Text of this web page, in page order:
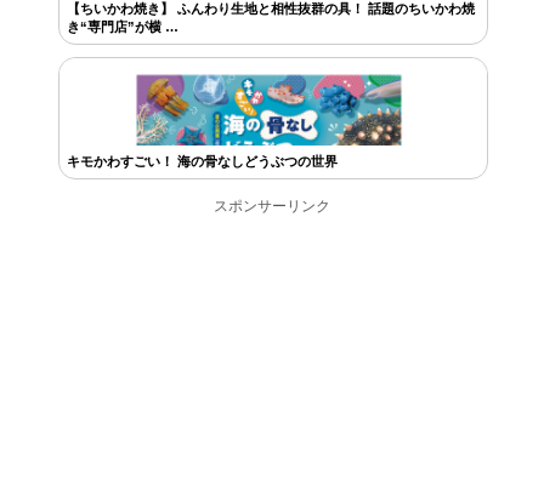
【ちいかわ焼き】 ふんわり生地と相性抜群の具！ 話題のちいかわ焼
き“専門店”が横 …
キモかわすごい！ 海の骨なしどうぶつの世界
スポンサーリンク